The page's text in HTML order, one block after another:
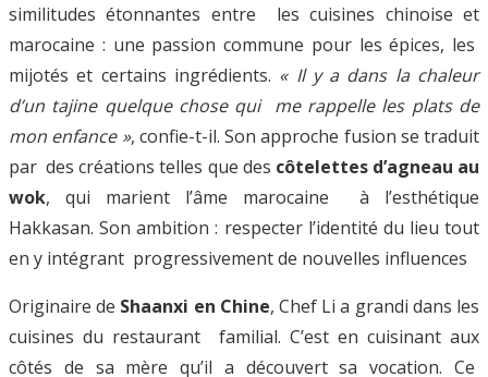
similitudes étonnantes entre les cuisines chinoise et
marocaine : une passion commune pour les épices, les
mijotés et certains ingrédients. « Il y a dans la chaleur
d’un tajine quelque chose qui me rappelle les plats de
mon enfance », confie-t-il. Son approche fusion se traduit
par des créations telles que des côtelettes d’agneau au
wok, qui marient l’âme marocaine à l’esthétique
Hakkasan. Son ambition : respecter l’identité du lieu tout
en y intégrant progressivement de nouvelles influences
Originaire de Shaanxi en Chine, Chef Li a grandi dans les
cuisines du restaurant familial. C’est en cuisinant aux
côtés de sa mère qu’il a découvert sa vocation. Ce